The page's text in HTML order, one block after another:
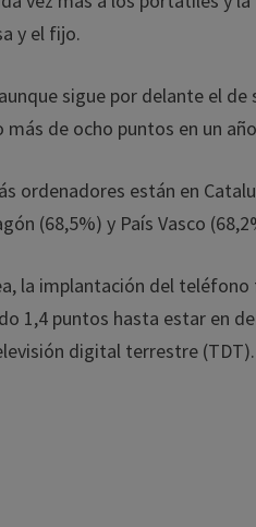
y el fijo.
sigue por delante el
de ocho puntos en un
ordenadores están en
(68,5%) y País Vasco
la implantación del
1,4 puntos hasta estar en
digital terrestre (TDT).